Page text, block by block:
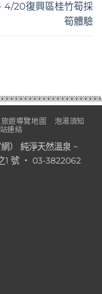
4/20復興區桂竹筍採
筍體驗
旅遊導覽地圖
泡湯須知
連結
） 純淨天然溫泉 ~
1 號 ‧ 03-3822062